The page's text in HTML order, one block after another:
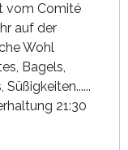
vom Comité
auf der
Wohl
Bagels,
21:30